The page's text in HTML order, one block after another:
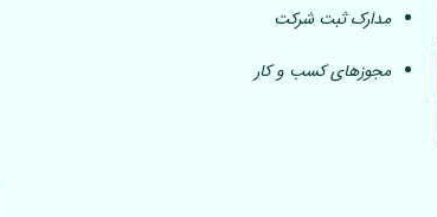
مدارک ثبت شرکت
مجوزهای کسب و کار